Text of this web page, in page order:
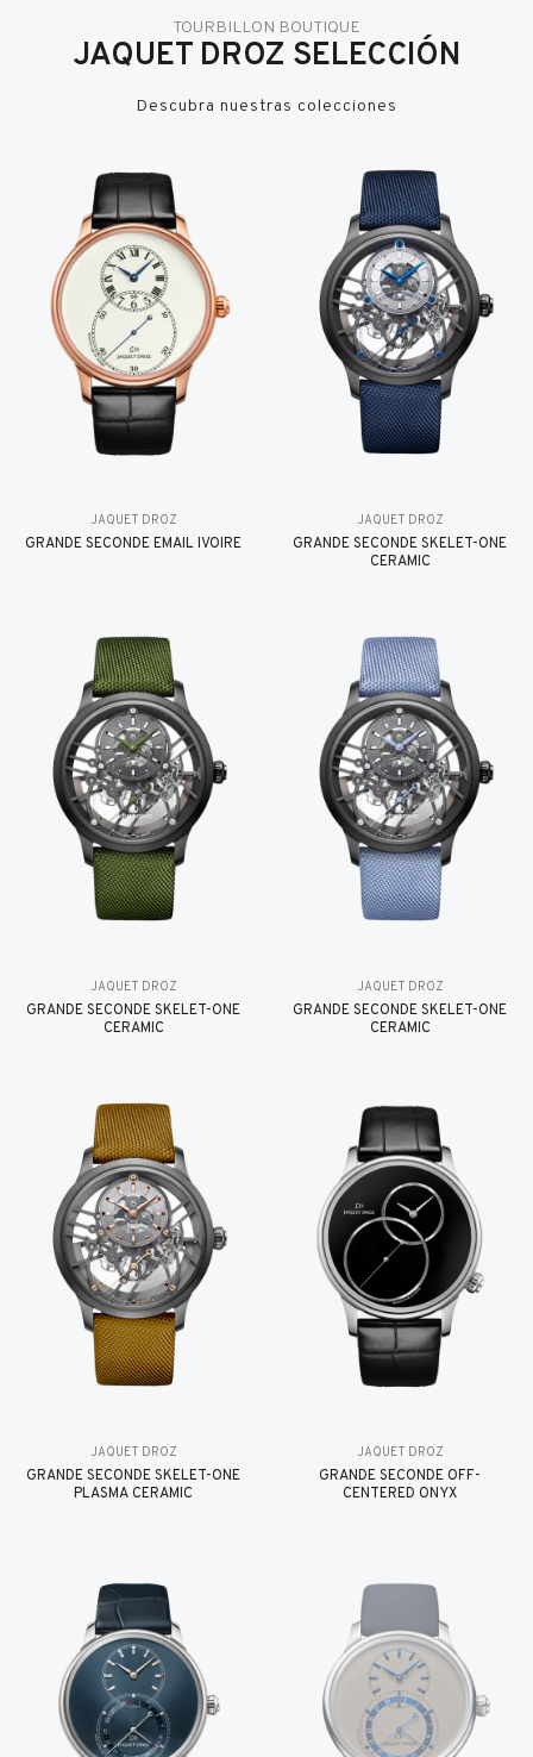
TOURBILLON BOUTIQUE
JAQUET DROZ SELECCIÓN
Descubra nuestras colecciones
JAQUET DROZ
GRANDE SECONDE EMAIL IVOIRE
JAQUET DROZ
GRANDE SECONDE SKELET-ONE
CERAMIC
JAQUET DROZ
GRANDE SECONDE SKELET-ONE
CERAMIC
JAQUET DROZ
GRANDE SECONDE SKELET-ONE
CERAMIC
JAQUET DROZ
GRANDE SECONDE SKELET-ONE
PLASMA CERAMIC
JAQUET DROZ
GRANDE SECONDE OFF-
CENTERED ONYX